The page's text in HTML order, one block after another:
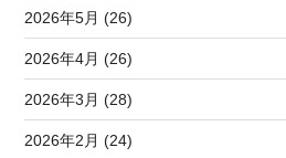
2026年5月 (26)
2026年4月 (26)
2026年3月 (28)
2026年2月 (24)